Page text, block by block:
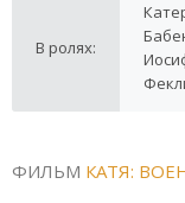
В ролях:
ФИЛЬМ КАТЯ: